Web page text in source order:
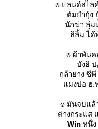
๏ แลนด์สไล
ต้มยำกุ้ง
นักฆ่า ลุ่ม
ธิลิ้ม ได้
๏ ผ้าพันค
บังธิ ป
กล้ายาง ซี
มงปอ ฮ.
๏ มันจบแล้
ต่างกระแส
Win หนึ่ง